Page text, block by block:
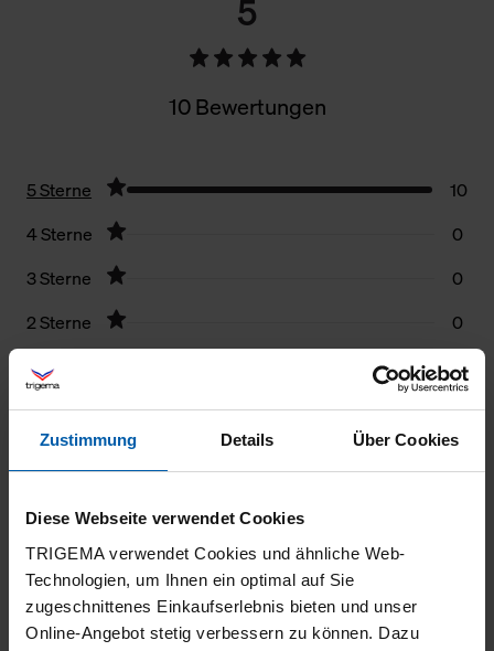
Zustimmung Details Über Cookies
Diese Webseite verwendet Cookies
TRIGEMA verwendet Cookies und ähnliche Web-
Technologien, um Ihnen ein optimal auf Sie
zugeschnittenes Einkaufserlebnis bieten und unser
Online-Angebot stetig verbessern zu können. Dazu
5
10 Bewertungen
5 Sterne
10
4 Sterne
0
3 Sterne
0
2 Sterne
0
1 Stern
0
13.04.2026
5
Qualität und Größe - alles bestens